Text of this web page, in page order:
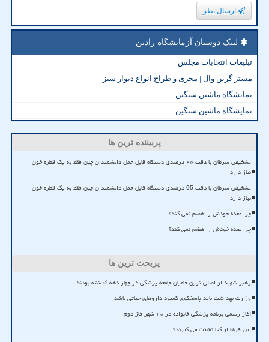
ارسال نظر
لینک دوستان آزمایشگاه رادین
تبلیغات انتخابات مجلس
مستر گرین وال | مجری و طراح انواع دیوار سبز
نمایشگاه ماشین سنگین
نمایشگاه ماشین سنگین
پربیننده ترین ها
تشخیص سرطان با دقت ۹۵ درصدی دستگاه قابل حمل دانشمندان چین فقط به یک قطره خون
نیاز دارد
تشخیص سرطان با دقت 95 درصدی دستگاه قابل حمل دانشمندان چین فقط به یک قطره خون
نیاز دارد
چرا معده خودش را هضم نمی کند؟
چرا معده خودش را هضم نمی کند؟
پربحث ترین ها
رهبر شهید از اصلی ترین حامیان جامعه پزشکی در چهار دهه گذشته بودند
وزارت بهداشت باید پاسخگوی کمبود داروهای حیاتی باشد
آغاز رسمی برنامه پزشکی خانواده در ۲۰ شهر فاز دوم
این فرها از کجا نشئت می گیرند؟